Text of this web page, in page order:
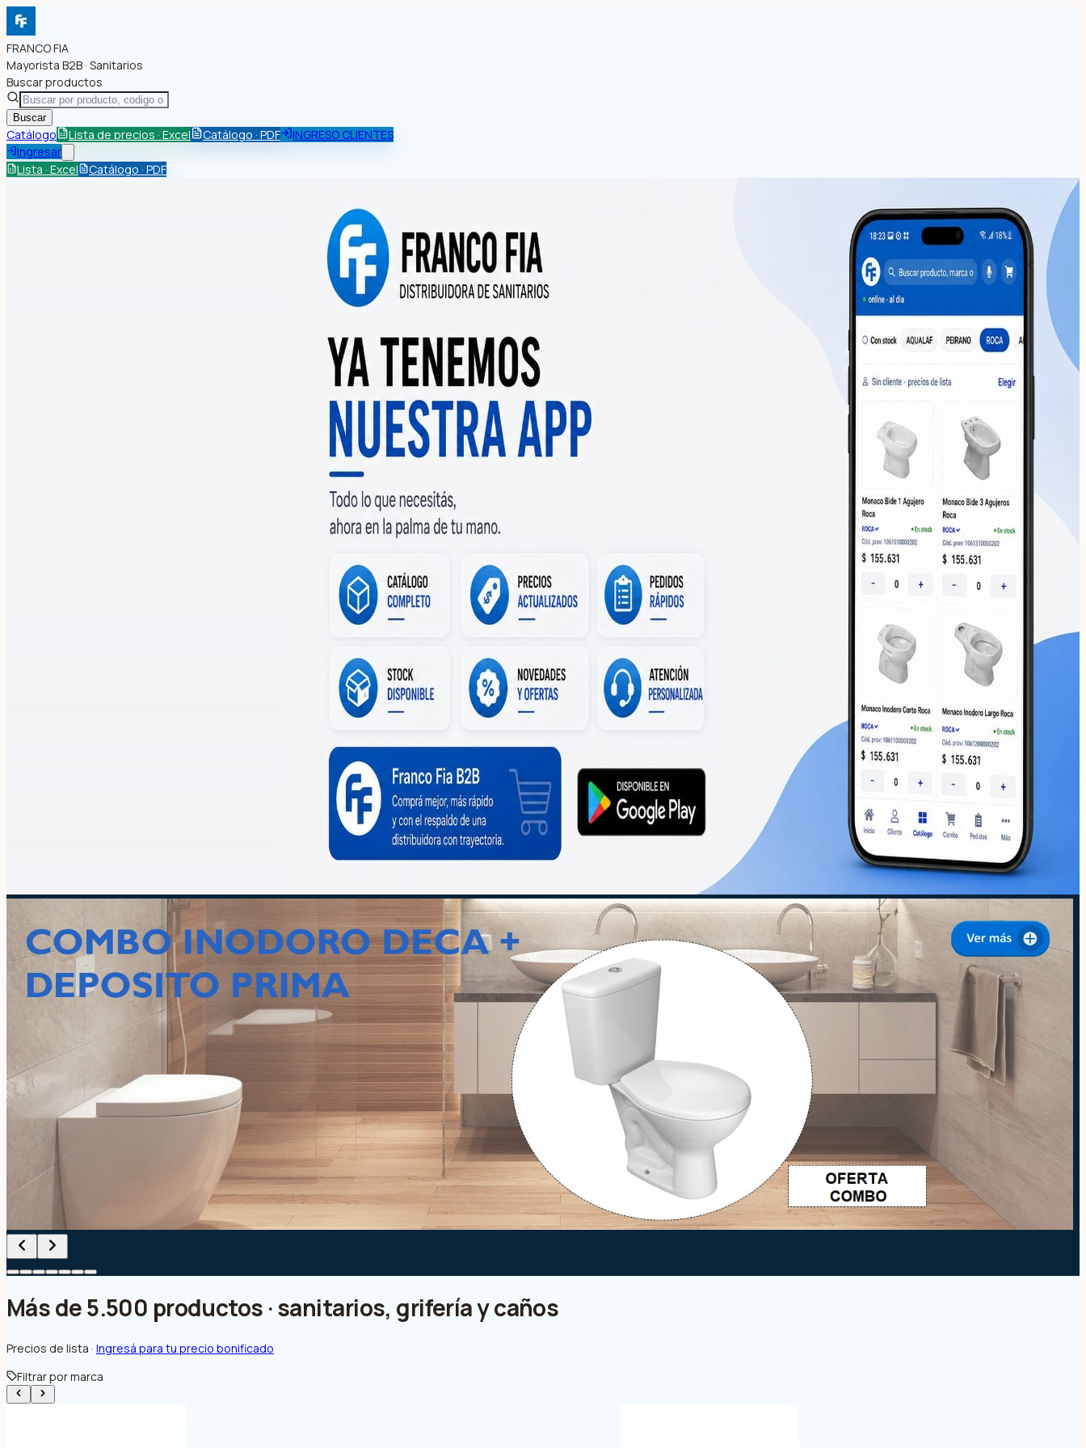
FRANCO FIA
Mayorista B2B · Sanitarios
Buscar productos
Buscar
Catálogo Lista de precios · Excel Catálogo · PDF
INGRESO CLIENTES
Ingresar
Lista · Excel
Catálogo · PDF
Más de 5.500 productos · sanitarios, grifería y caños
Precios de lista · Ingresá para tu precio bonificado
Filtrar por marca